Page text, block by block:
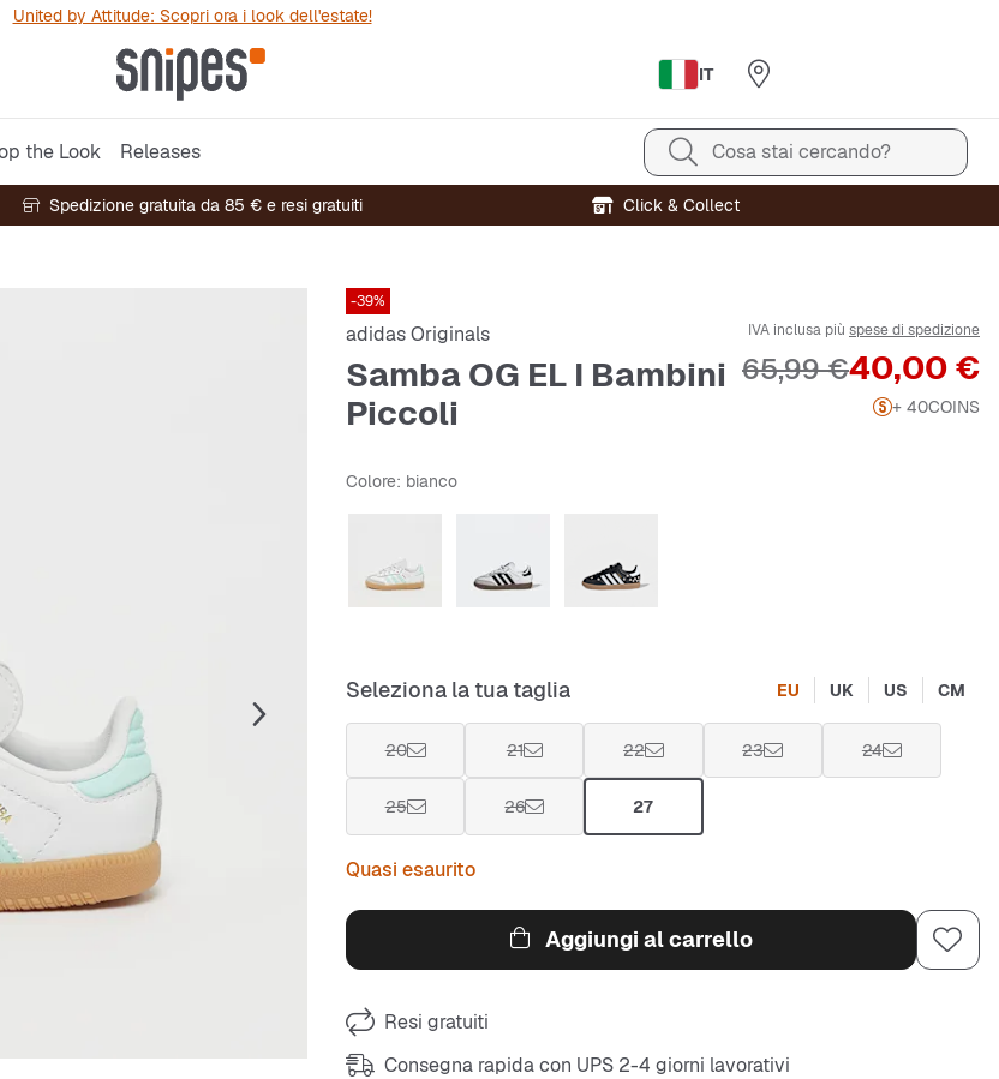
United by Attitude: Scopri ora i look dell'estate!
IT
the Look Releases Cosa stai cercando?
Spedizione gratuita da 85 € e resi gratuiti Click & Collect
-39%
adidas Originals
Samba OG EL I Bambini
Piccoli
IVA inclusa più spese di spedizione
Prezzo
40,00 €
Prezzo originale
65,99 €
+ 40COINS
Colore: bianco
Seleziona la tua taglia EU UK US CM
20 21 22 23 24
25 26 27
Quasi esaurito
Aggiungi al carrello
Resi gratuiti
Consegna rapida con UPS 2-4 giorni lavorativi